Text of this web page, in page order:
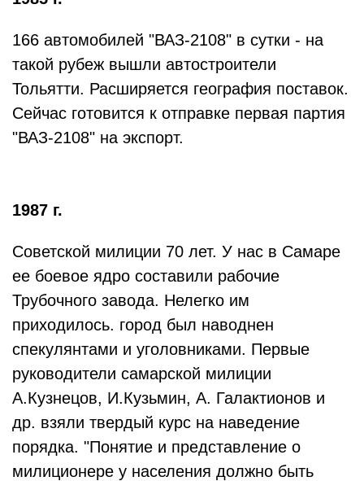
166 автомобилей "ВАЗ-2108" в сутки - на
такой рубеж вышли автостроители
Тольятти. Расширяется география поставок.
Сейчас готовится к отправке первая партия
"ВАЗ-2108" на экспорт.
1987 г.
Советской милиции 70 лет. У нас в Самаре
ее боевое ядро составили рабочие
Трубочного завода. Нелегко им
приходилось. город был наводнен
спекулянтами и уголовниками. Первые
руководители самарской милиции
А.Кузнецов, И.Кузьмин, А. Галактионов и
др. взяли твердый курс на наведение
порядка. "Понятие и представление о
милиционере у населения должно быть